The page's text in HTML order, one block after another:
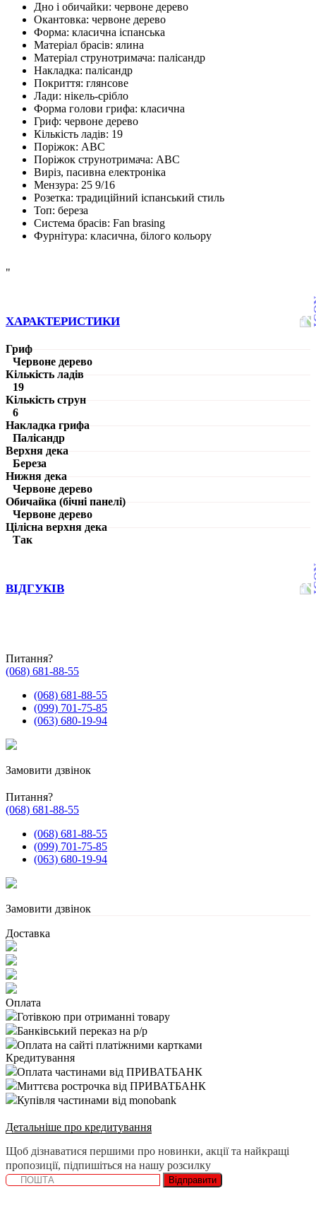
Дно і обичайки: червоне дерево
Окантовка: червоне дерево
Форма: класична іспанська
Матеріал брасів: ялина
Матеріал струнотримача: палісандр
Накладка: палісандр
Покриття: глянсове
Лади: нікель-срібло
Форма голови грифа: класична
Гриф: червоне дерево
Кількість ладів: 19
Поріжок: АВС
Поріжок струнотримача: АВС
Виріз, пасивна електроніка
Мензура: 25 9/16
Розетка: традиційний іспанський стиль
Топ: береза
Система брасів: Fan brasing
Фурнітура: класична, білого кольору
"
ХАРАКТЕРИСТИКИ
Гриф
Червоне дерево
Кількість ладів
19
Кількість струн
6
Накладка грифа
Палісандр
Верхня дека
Береза
Нижня дека
Червоне дерево
Обичайка (бічні панелі)
Червоне дерево
Цілісна верхня дека
Так
ВІДГУКІВ
Питання?
(068) 681-88-55
(068) 681-88-55
(099) 701-75-85
(063) 680-19-94
Замовити дзвінок
Питання?
(068) 681-88-55
(068) 681-88-55
(099) 701-75-85
(063) 680-19-94
Замовити дзвінок
Доставка
Оплата
Готівкою при отриманні товару
Банківський переказ на р/р
Оплата на сайті платіжними картками
Кредитування
Оплата частинами від ПРИВАТБАНК
Миттєва рострочка від ПРИВАТБАНК
Купівля частинами від monobank
Детальніше про кредитування
Щоб дізнаватися першими про новинки, акції та найкращі
пропозиції, підпишіться на нашу розсилку
Відправити